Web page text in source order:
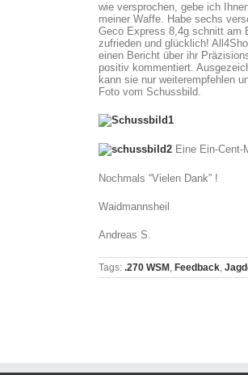
wie versprochen, gebe ich
meiner Waffe. Habe sechs
Geco Express 8,4g schnitt am
zufrieden und glücklich!
einen Bericht über ihr
positiv kommentiert.
kann sie nur weiterempfehlen
Foto vom Schussbild.
Eine Ein-
Nochmals “Vielen Dank” !
Waidmannsheil
Andreas S.
Tags: .270 WSM , Feedback,